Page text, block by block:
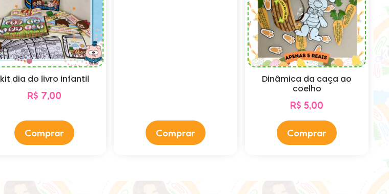
kit dia do livro infantil
R$ 7,00
Comprar Comprar
Dinâmica da caça ao
coelho
R$ 5,00
Comprar